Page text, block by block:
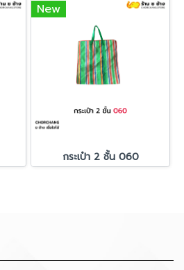
New
กระเป๋า 2 ชั้น 060